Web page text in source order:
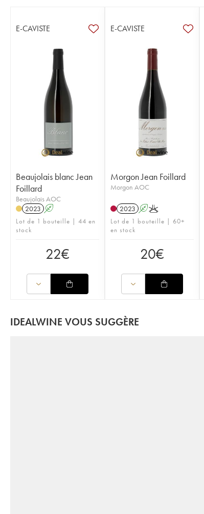
E-CAVISTE
Beaujolais blanc Jean
Foillard
Beaujolais AOC
2023 A
Lot de 1 bouteille | 44 en
stock
22€
E-CAVISTE
Morgon Jean Foillard
Morgon AOC
2023 AK
Lot de 1 bouteille | 60+
en stock
20€
IDEALWINE VOUS SUGGÈRE